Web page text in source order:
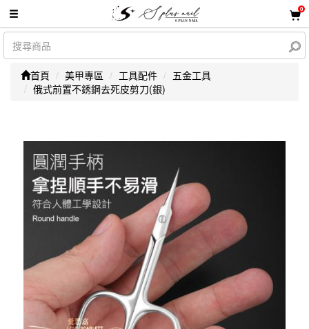
0
首頁 美甲專區 工具配件
五金工具
俄式前置不銹鋼去死皮剪刀(銀)